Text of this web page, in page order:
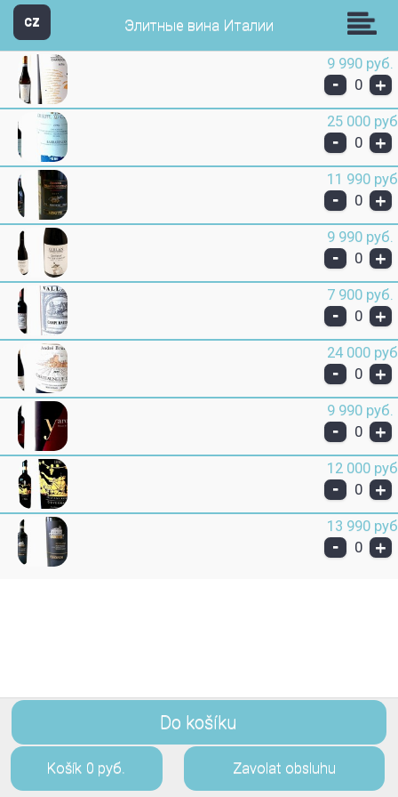
CZ Звезда Групп
Элитные вина Италии
9 990 руб.
- 0 +
25 000
- 0 +
11 990
- 0 +
9 990 руб.
- 0 +
7 900 руб.
- 0 +
24 000
- 0 +
9 990 руб.
- 0 +
12 000
- 0 +
13 990
- 0 +
Do košíku
Košík 0 руб. Zavolat obsluhu